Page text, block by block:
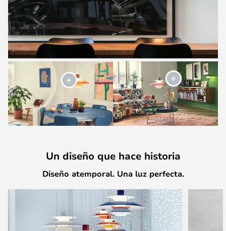
Un diseño que hace historia
Diseño atemporal. Una luz perfecta.